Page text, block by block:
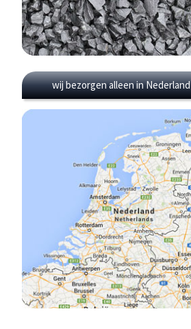
wij bezorgen alleen in Nederland